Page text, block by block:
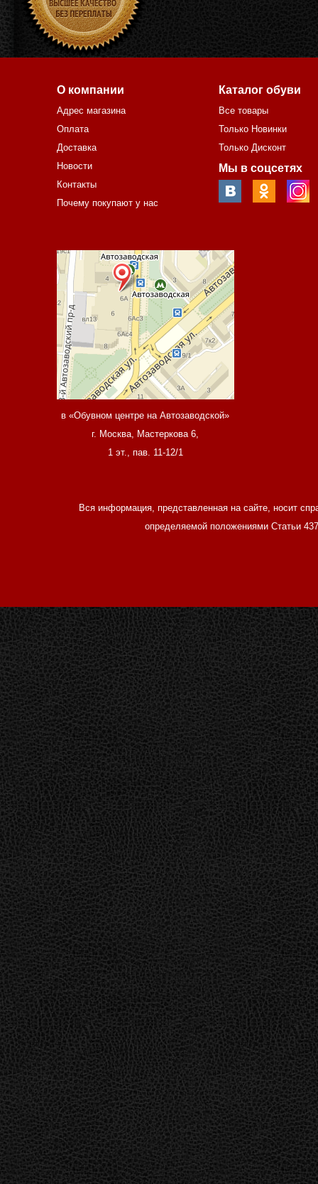
О компании
Адрес магазина
Оплата
Доставка
Новости
Контакты
Почему покупают у нас
Каталог обуви
Все товары
Только Новинки
Только Дисконт
Мы в соцсетях
в «Обувном центре на Автозаводской»
г. Москва, Мастеркова 6,
1 эт., пав. 11-12/1
Вся информация, представленная на сайте, носит
определяемой положениями Статьи